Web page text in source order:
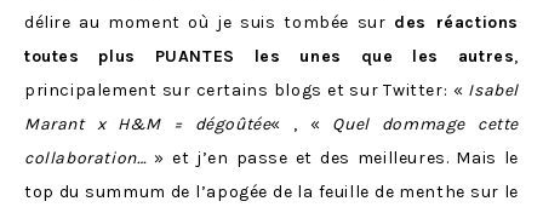
délire au moment où je suis tombée sur des réactions
toutes plus PUANTES les unes que les autres,
principalement sur certains blogs et sur Twitter: « Isabel
Marant x H&M = dégoûtée« , « Quel dommage cette
collaboration… » et j’en passe et des meilleures. Mais le
top du summum de l’apogée de la feuille de menthe sur le